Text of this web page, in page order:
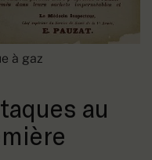
à gaz
au